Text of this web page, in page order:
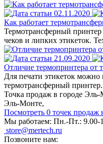
02.11.2020
Как работает
Термотрансферный
чеков и липких этикеток.
21.09.2020
Отличие термопринтера от
Для печати этикеток можно
термотрансферный
Точка продаж в городе
Эль-Монте,
Посмотреть 0 точек продаж
Мы работаем: Пн.-Пт.: 9.00-
store@mertech.ru
Позвоните нам: